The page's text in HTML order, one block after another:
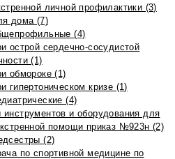
личной профилактики (3)
дома (7)
(4)
острой сердечно-сосудистой
(1)
обмороке (1)
гипертоническом кризе (1)
(4)
инструментов и оборудования для
помощи приказ №923н (2)
(2)
по спортивной медицине по